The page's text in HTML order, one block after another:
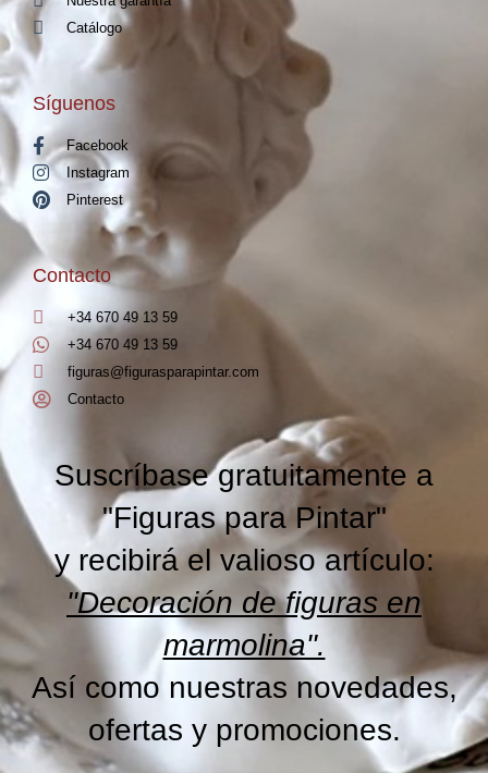
Catálogo
Síguenos
Facebook
Instagram
Pinterest
Contacto
+34 670 49 13 59
+34 670 49 13 59
figuras@figurasparapintar.com
Contacto
Suscríbase gratuitamente a
"Figuras para Pintar"
y recibirá el valioso artículo:
"Decoración de figuras en
marmolina".
Así como nuestras novedades,
ofertas y promociones.